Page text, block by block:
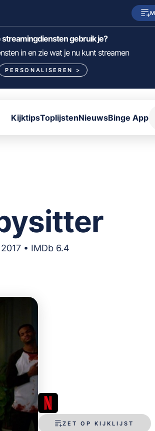
Prime Video
NPO Start
Pathé Thuis
streamingdiensten gebruik je?
in en zie wat je nu kunt streamen
PERSONALISEREN >
KijktipsToplijstenNieuwsBinge App
• IMDb 6.4
ZET OP KIJKLIJST